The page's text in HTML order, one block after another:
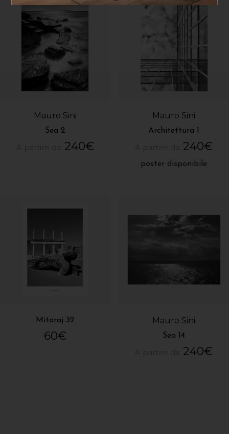
Mauro Sini
Sea 2
240€
Mauro Sini
Architettura 1
240€
poster disponibile
Mitoraj 32
60€
Mauro Sini
Sea 14
240€